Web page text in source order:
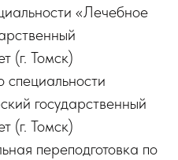
«Лечебное
(г. Томск)
государственный
(г. Томск)
переподготовка по